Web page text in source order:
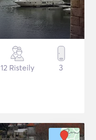
12 Risteily 3